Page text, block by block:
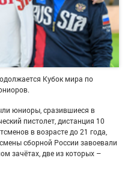
Кубок мира по
юниоры, сразившиеся в
пистолет, дистанция 10
в возрасте до 21 года,
сборной России завоевали
зачётах, две из которых –